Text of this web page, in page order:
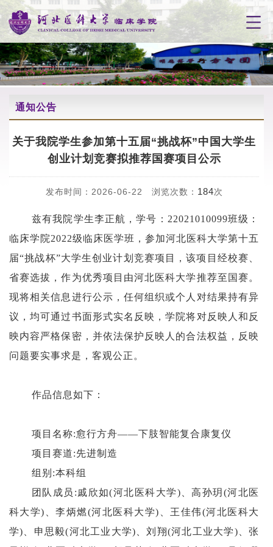
通知公告
关于我院学生参加第十五届“挑战杯”中国大学生
创业计划竞赛拟推荐国赛项目公示
发布时间：2026-06-22 浏览次数： 184次
兹有我院学生李正航，学号： 22021010099班级：
临床学院2022级临床医学班，参加河北医科大学第十五
届“挑战杯”大学生创业计划竞赛项目，该项目经校赛、
省赛选拔，作为优秀项目由河北医科大学推荐至国赛。
现将相关信息进行公示，任何组织或个人对结果持有异
议，均可通过书面形式实名反映，学院将对反映人和反
映内容严格保密，并依法保护反映人的合法权益，反映
问题要实事求是，客观公正。
作品信息如下：
项目名称:愈行方舟——下肢智能复合康复仪
项目赛道:先进制造
组别 :本科组
团队成员 :戚欣如(河北医科大学)、高孙玥(河北医
科大学)、李炳燃(河北医科大学)、王佳伟(河北医科大
学)、申思毅(河北工业大学)、刘翔(河北工业大学)、张